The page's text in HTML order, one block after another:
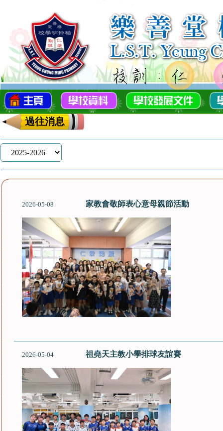
過往消息
2026-05-08 家教會敬師表心意母親節活動
2026-05-04 祖堯天主教小學排球友誼賽